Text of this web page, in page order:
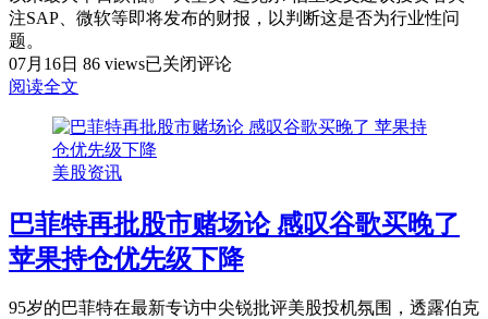
期
温
储
7
息
概
率
降
注SAP、微软等即将发布的财报，以判断这是否为行业性问
题。
07月16日 86 viewsIBM
暴
跌
历
史
最
跌
已关闭评论
阅读全文
美股资讯
巴菲特再批股市赌场论 感叹谷歌买晚了
苹果持仓优先级下降
95岁的巴菲特在最新专访中尖锐批评美股投机氛围，透露伯克